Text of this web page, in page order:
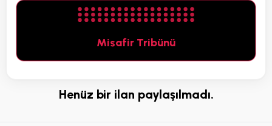
Misafir Tribünü
Henüz bir ilan paylaşılmadı.